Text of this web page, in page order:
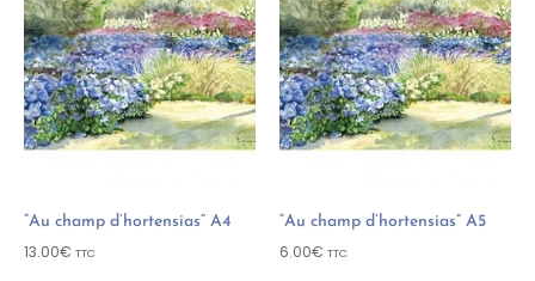
“Au champ d’hortensias” A4
13.00€ TTC
“Au champ d’hortensias” A5
6.00€ TTC